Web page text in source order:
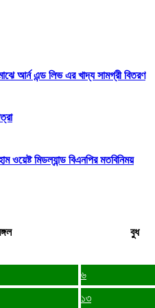
আর্ন এন্ড লিভ এর খাদ্য সামগ্রী বিতরণ
ওয়েষ্ট মিডল্যান্ড বিএনপির মতবিনিময়
বুধ
৬
১৩